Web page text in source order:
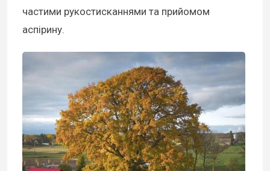
частими рукостисканнями та прийомом
аспірину.